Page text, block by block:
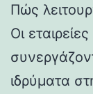
Πώς
Οι
ιδρύματα